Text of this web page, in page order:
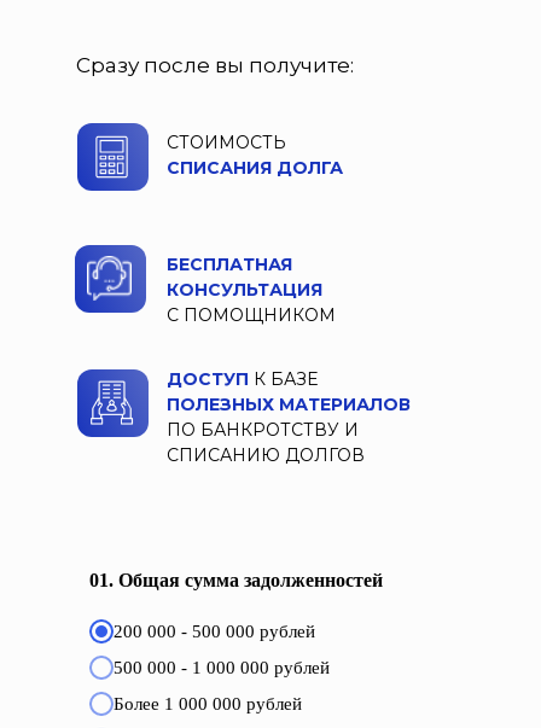
Сразу после вы получите:
СТОИМОСТЬ
СПИСАНИЯ ДОЛГА
БЕСПЛАТНАЯ
КОНСУЛЬТАЦИЯ
С ПОМОЩНИКОМ
ДОСТУП К БАЗЕ
ПОЛЕЗНЫХ МАТЕРИАЛОВ
ПО БАНКРОТСТВУ И
СПИСАНИЮ ДОЛГОВ
01. Общая сумма задолженностей
200 000 - 500 000 рублей
500 000 - 1 000 000 рублей
Более 1 000 000 рублей